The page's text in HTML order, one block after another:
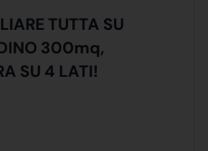
TUTTA SU
300mq,
SU 4 LATI!